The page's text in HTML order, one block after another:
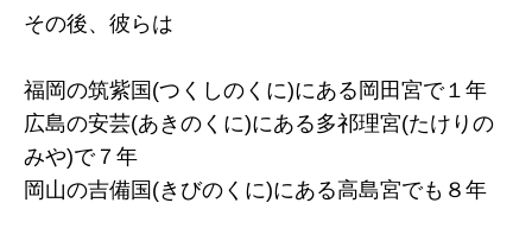
その後、彼らは
福岡の筑紫国(つくしのくに)にある岡田宮で１年
広島の安芸(あきのくに)にある多祁理宮(たけりの
みや)で７年
岡山の吉備国(きびのくに)にある高島宮でも８年